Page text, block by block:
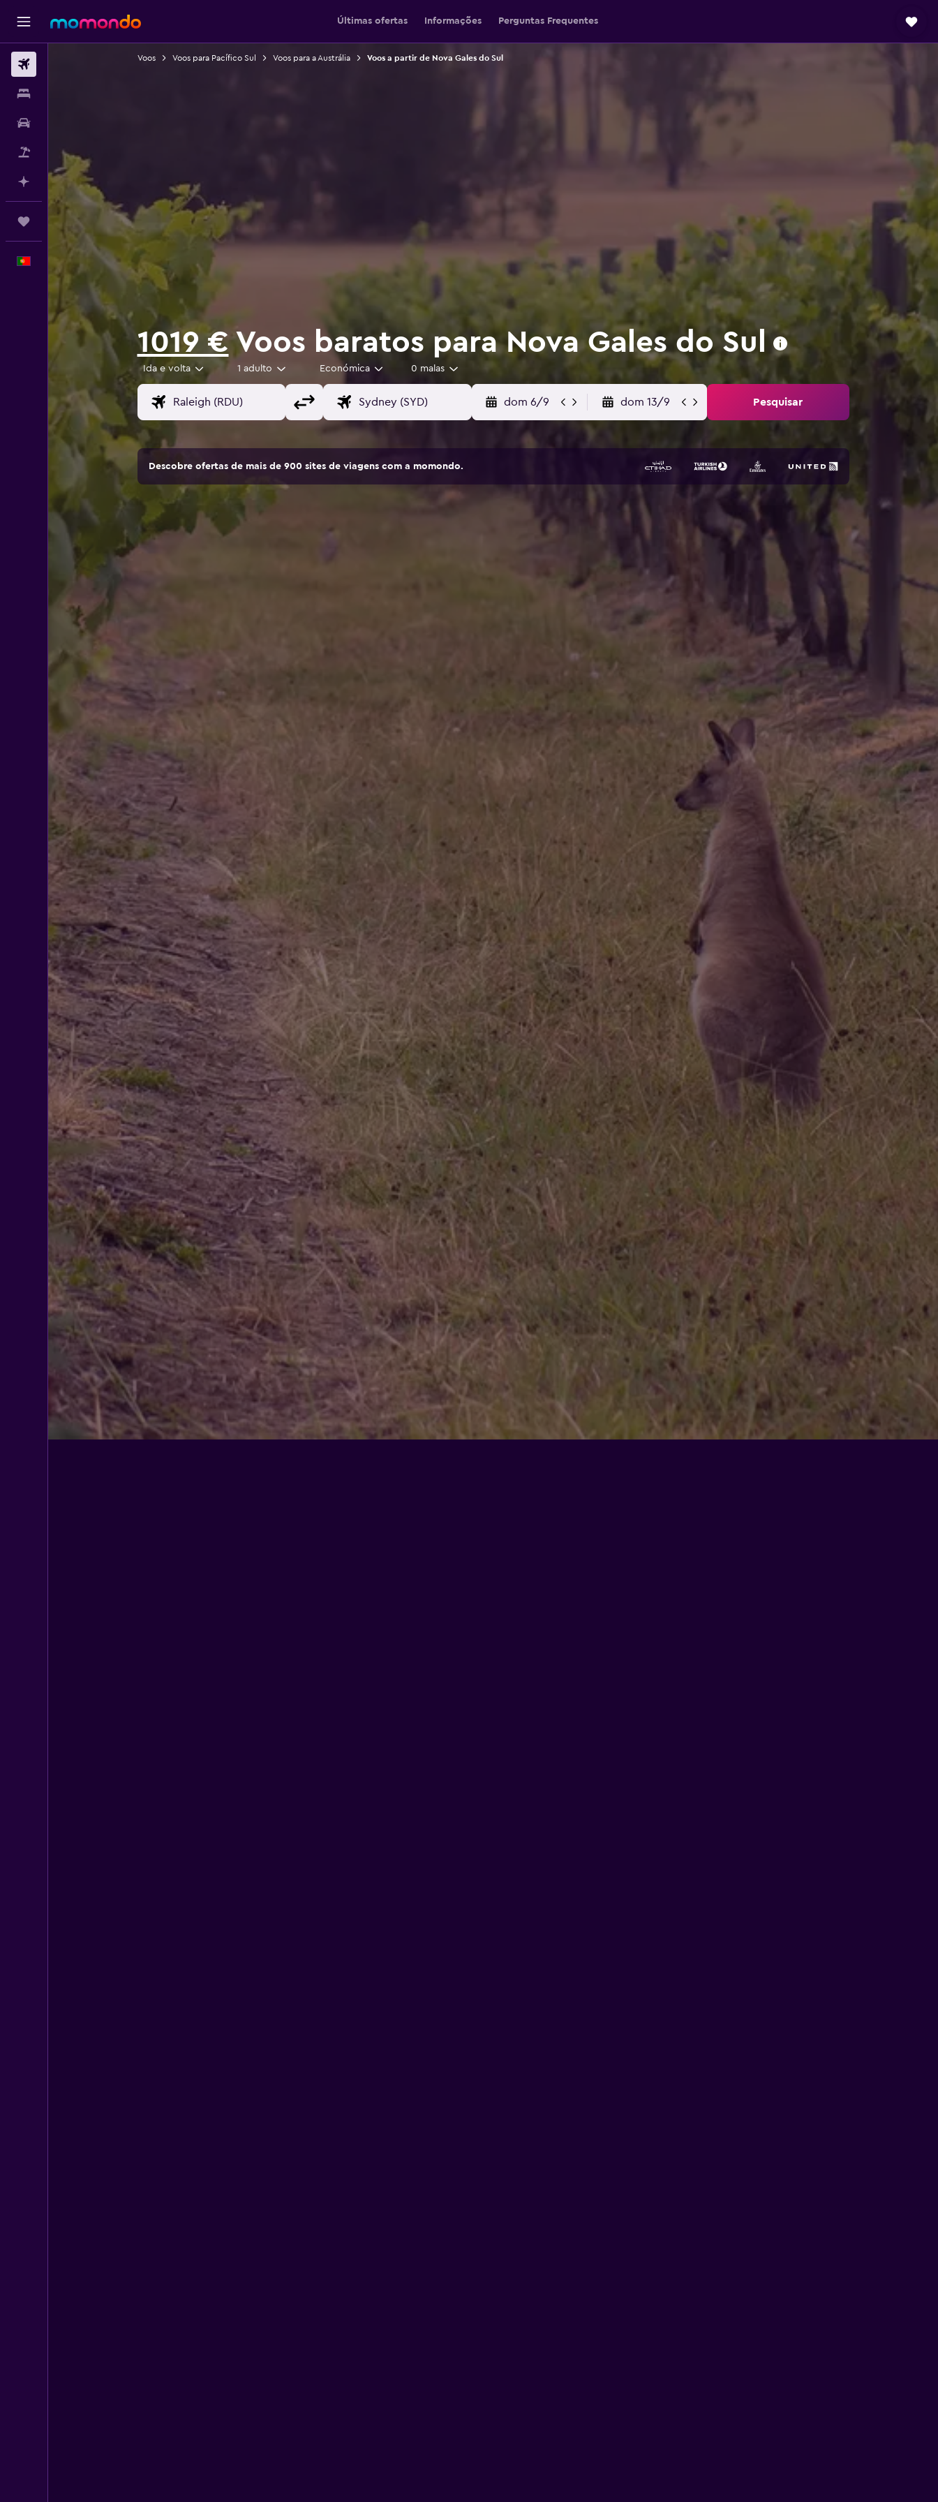
Últimas ofertas Informações Perguntas Frequentes
Pacotes
Faz planos com IA
Trips
Português
Voos Voos para Pacífico Sul Voos para a Austrália Voos a partir de Nova Gales do Sul
1019 €Voos baratos para Nova Gales do Sul
Ida e volta 1 adulto Económica 0 malas
dom 6/9 dom 13/9 Pesquisar
Descobre ofertas de mais de 900 sites de viagens com a momondo.